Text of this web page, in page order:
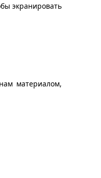
экранировать
материалом,